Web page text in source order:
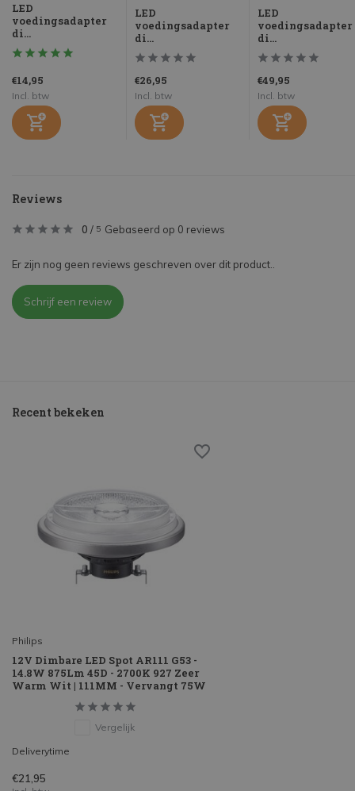
LED
voedingsadapter
di...
€14,95
Incl. btw
LED
voedingsadapter
di...
€26,95
Incl. btw
LED
voedingsadapter
di...
€49,95
Incl. btw
Reviews
0 / 5 Gebaseerd op 0 reviews
Er zijn nog geen reviews geschreven over dit product..
Schrijf een review
Recent bekeken
Philips
12V Dimbare LED Spot AR111 G53 -
14.8W 875Lm 45D - 2700K 927 Zeer
Warm Wit | 111MM - Vervangt 75W
Vergelijk
Deliverytime
€21,95